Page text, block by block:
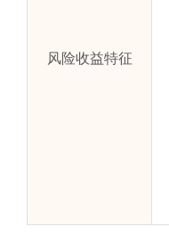
风险收益特征